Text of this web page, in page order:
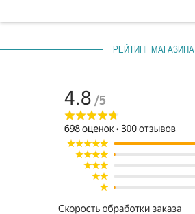
РЕЙТИНГ МАГАЗИНА